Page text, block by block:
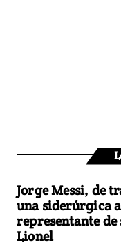
Jorge Messi, de
una siderúrgica
representante de
Lionel